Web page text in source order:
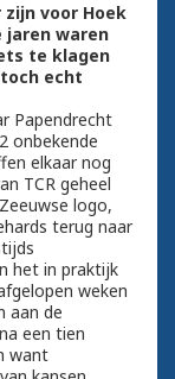
voor Hoek
jaren waren
te klagen
echt
Papendrecht
onbekende
elkaar nog
TCR geheel
logo,
terug naar
het in praktijk
weken
aan de
een tien
want